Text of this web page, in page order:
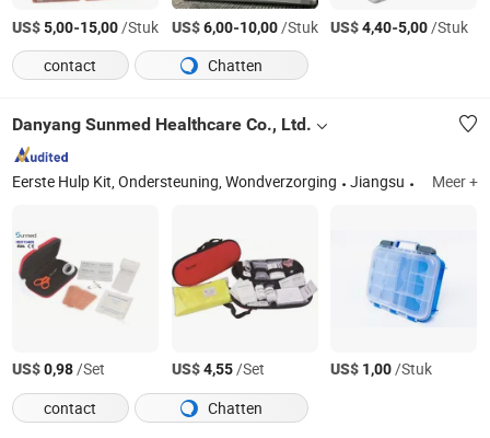
US$5,00-15,00/Stuk US$6,00-10,00/Stuk US$4,40-5,00/Stuk
contact
Chatten
Danyang Sunmed Healthcare Co., Ltd.
Eerste Hulp Kit, Ondersteuning, Wondverzorging Jiangsu Meer +
US$0,98/Set US$4,55/Set US$ 1,00/Stuk
contact
Chatten